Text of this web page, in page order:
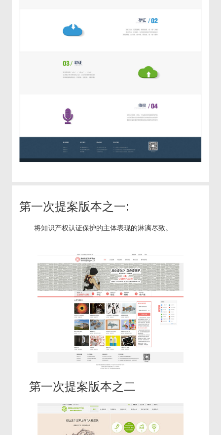
第一次提案版本之一:
将知识产权认证保护的主体表现的淋漓尽致。
第一次提案版本之二